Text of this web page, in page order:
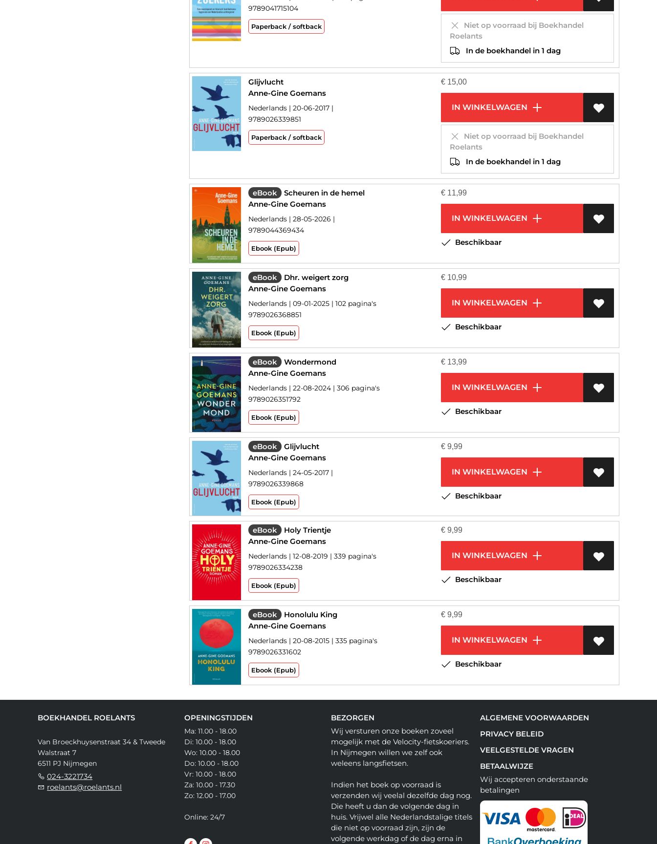
9789041715104
Paperback / softback
Niet op voorraad bij Boekhandel
Roelants
In de boekhandel in 1 dag
Glijvlucht
Anne-Gine Goemans
Nederlands | 20-06-2017 |
9789026339851
Paperback / softback
€ 15,00
IN WINKELWAGEN
Niet op voorraad bij Boekhandel
Roelants
In de boekhandel in 1 dag
eBook
Scheuren in de hemel
Anne-Gine Goemans
Nederlands | 28-05-2026 |
9789044369434
Ebook (Epub)
€ 11,99
IN WINKELWAGEN
Beschikbaar
eBook
Dhr. weigert zorg
Anne-Gine Goemans
Nederlands | 09-01-2025 | 102 pagina's
9789026368851
Ebook (Epub)
€ 10,99
IN WINKELWAGEN
Beschikbaar
eBook
Wondermond
Anne-Gine Goemans
Nederlands | 22-08-2024 | 306 pagina's
9789026351792
Ebook (Epub)
€ 13,99
IN WINKELWAGEN
Beschikbaar
eBook
Glijvlucht
Anne-Gine Goemans
Nederlands | 24-05-2017 |
9789026339868
Ebook (Epub)
€ 9,99
IN WINKELWAGEN
Beschikbaar
eBook
Holy Trientje
Anne-Gine Goemans
Nederlands | 12-08-2019 | 339 pagina's
9789026334238
Ebook (Epub)
€ 9,99
IN WINKELWAGEN
Beschikbaar
eBook
Honolulu King
Anne-Gine Goemans
Nederlands | 20-08-2015 | 335 pagina's
9789026331602
Ebook (Epub)
€ 9,99
IN WINKELWAGEN
Beschikbaar
BOEKHANDEL ROELANTS
Van Broeckhuysenstraat 34 & Tweede
Walstraat 7
6511 PJ Nijmegen
024-3221734
roelants@roelants.nl
OPENINGSTIJDEN
Ma: 11.00 - 18.00
Di: 10.00 - 18.00
Wo: 10.00 - 18.00
Do: 10.00 - 18.00
Vr: 10.00 - 18.00
Za: 10.00 - 17.30
Zo: 12.00 - 17.00
Online: 24/7
BEZORGEN
Wij versturen onze boeken zoveel
mogelijk met de Velocity-fietskoeriers.
In Nijmegen willen we zelf ook
weleens langsfietsen.
Indien het boek op voorraad is
verzenden wij veelal dezelfde dag nog.
Die heeft u dan de volgende dag in
huis. Vrijwel alle Nederlandstalige titels
die niet op voorraad zijn, zijn de
volgende werkdag of de dag erna in
ALGEMENE VOORWAARDEN
PRIVACY BELEID
VEELGESTELDE VRAGEN
BETAALWIJZE
Wij accepteren onderstaande
betalingen